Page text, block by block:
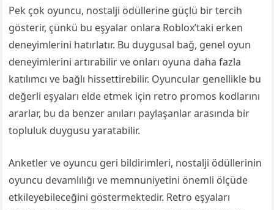
Pek çok oyuncu, nostalji ödüllerine güçlü bir tercih
gösterir, çünkü bu eşyalar onlara Roblox’taki erken
deneyimlerini hatırlatır. Bu duygusal bağ, genel oyun
deneyimlerini artırabilir ve onları oyuna daha fazla
katılımcı ve bağlı hissettirebilir. Oyuncular genellikle bu
değerli eşyaları elde etmek için retro promos kodlarını
ararlar, bu da benzer anıları paylaşanlar arasında bir
topluluk duygusu yaratabilir.
Anketler ve oyuncu geri bildirimleri, nostalji ödüllerinin
oyuncu devamlılığı ve memnuniyetini önemli ölçüde
etkileyebileceğini göstermektedir. Retro eşyaları